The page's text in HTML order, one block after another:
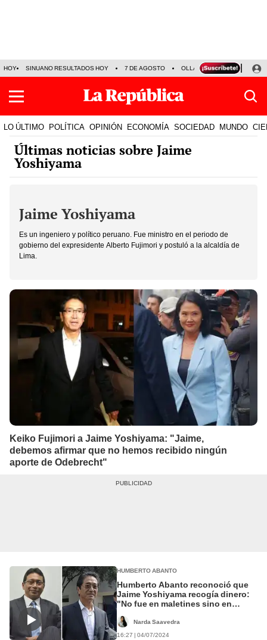
HOY SINUANO RESULTADOS HOY 7 DE AGOSTO OLLANTA HUMALA
LO ÚLTIMO POLÍTICA OPINIÓN ECONOMÍA SOCIEDAD MUNDO
Últimas noticias sobre Jaime
Yoshiyama
Jaime Yoshiyama
Es un ingeniero y político peruano. Fue ministro en el periodo de
gobierno del expresidente Alberto Fujimori y postuló a la alcaldía de
Lima.
Keiko Fujimori a Jaime Yoshiyama: "Jaime,
debemos afirmar que no hemos recibido ningún
aporte de Odebrecht"
HUMBERTO ABANTO
Humberto Abanto reconoció que
Jaime Yoshiyama recogía dinero:
"No fue en maletines sino en
Narda Saavedra
16:27 | 04/07/2024